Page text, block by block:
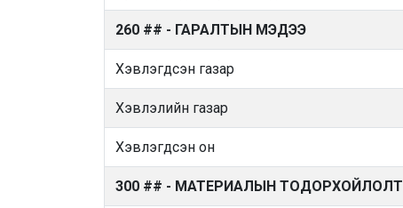
260 ## - ГАРАЛТЫН МЭДЭЭ
Хэвлэгдсэн газар
Хэвлэлийн газар
Хэвлэгдсэн он
300 ## - МАТЕРИАЛЫН ТОДОРХОЙЛОЛТ